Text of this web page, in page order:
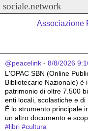
sociale.network
Associazione
@peacelink - 8/8/2026
L'OPAC SBN (Online
Bibliotecario Nazionale) è
patrimonio di oltre 7.500
enti locali, scolastiche e di
È lo strumento principale
un altro documento e
#libri #cultura